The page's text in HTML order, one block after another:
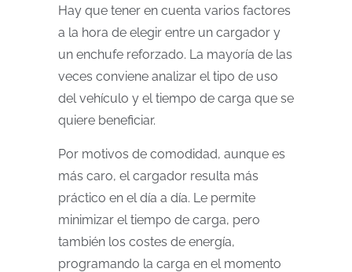
Hay que tener en cuenta varios factores
a la hora de elegir entre un cargador y
un enchufe reforzado. La mayoría de las
veces conviene analizar el tipo de uso
del vehículo y el tiempo de carga que se
quiere beneficiar.
Por motivos de comodidad, aunque es
más caro, el cargador resulta más
práctico en el día a día. Le permite
minimizar el tiempo de carga, pero
también los costes de energía,
programando la carga en el momento